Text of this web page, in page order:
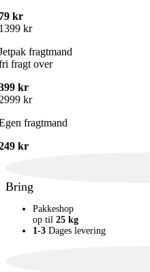
kr
kr
fragtmand
fragt over
kr
kr
fragtmand
kr
Bring
Pakkeshop
op til 25 kg
1-3 Dages levering